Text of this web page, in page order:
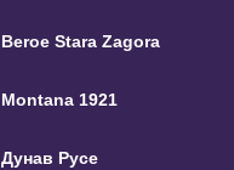
Beroe Stara Zagora
Montana 1921
Дунав Русе